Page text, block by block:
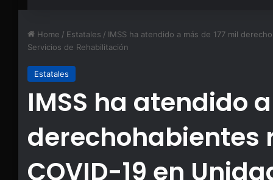
Home / Estatales / IMSS ha atendido a más de 177 mil
Servicios de Rehabilitación
Estatales
IMSS ha atendido
derechohabientes
COVID-19 en